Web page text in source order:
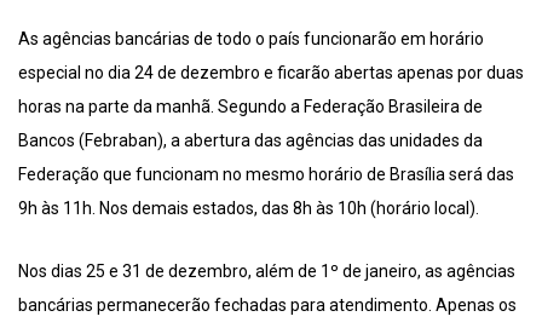
As agências bancárias de todo o país funcionarão em horário
especial no dia 24 de dezembro e ficarão abertas apenas por duas
horas na parte da manhã. Segundo a Federação Brasileira de
Bancos (Febraban), a abertura das agências das unidades da
Federação que funcionam no mesmo horário de Brasília será das
9h às 11h. Nos demais estados, das 8h às 10h (horário local).
Nos dias 25 e 31 de dezembro, além de 1º de janeiro, as agências
bancárias permanecerão fechadas para atendimento. Apenas os